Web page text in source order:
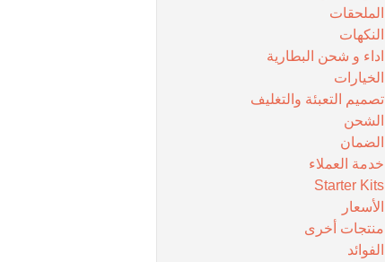
الملحقات
النكهات
اداء و شحن البطارية
الخيارات
تصميم التعبئة والتغليف
الشحن
الضمان
خدمة العملاء
Starter Kits
الأسعار
منتجات أخرى
الفوائد